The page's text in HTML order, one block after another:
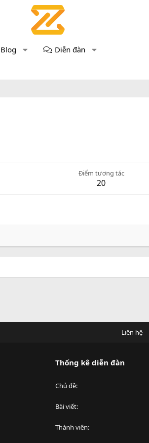
Blog Diễn đàn
Điểm tương tác
20
Liên hệ
Thống kê diễn đàn
Chủ đề
Bài viết
Thành viên